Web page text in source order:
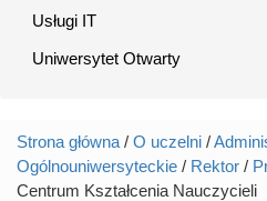
Usługi IT
Uniwersytet Otwarty
Jesteś tutaj
Strona główna / O uczelni /
Ogólnouniwersyteckie / Rektor /
Centrum Kształcenia Nauczycieli